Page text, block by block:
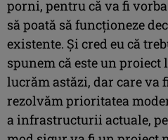
porni, pentru că va fi
să poată să funcţioneze
existente. Şi cred eu că
spunem că este un proiect
lucrăm astăzi, dar care va
rezolvăm prioritatea
a infrastructurii actuale,